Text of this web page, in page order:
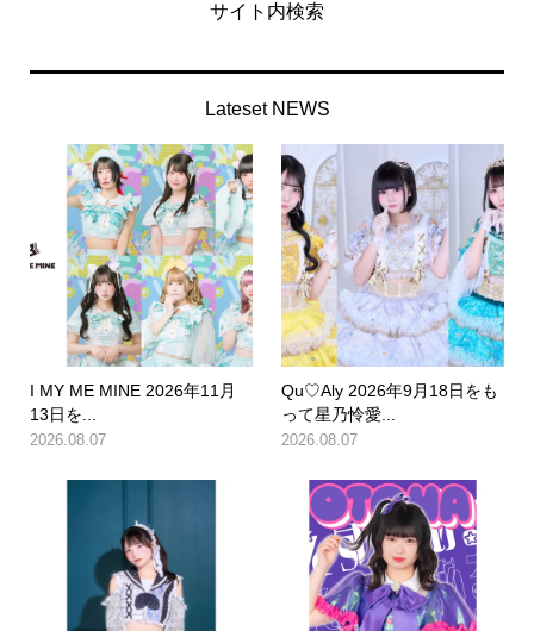
サイト内検索
Lateset NEWS
I MY ME MINE 2026年11月
13日を...
2026.08.07
Qu♡Aly 2026年9月18日をも
って星乃怜愛...
2026.08.07